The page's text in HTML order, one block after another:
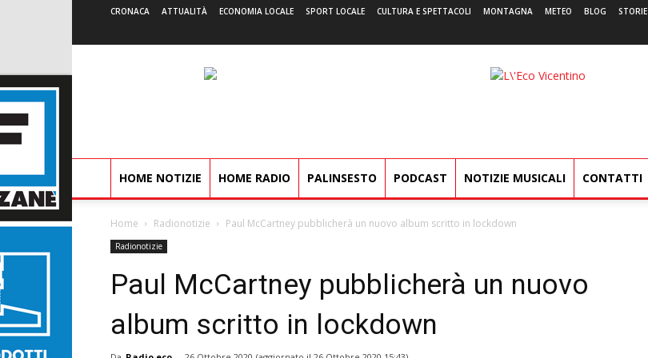
CRONACA ATTUALITÀ ECONOMIA LOCALE SPORT LOCALE CULTURA E SPETTACOLI MONTAGNA METEO BLOG STORIE
L'Eco
HOME NOTIZIE HOME RADIO PALINSESTO PODCAST NOTIZIE MUSICALI CONTATTI
Home Radionotizie Paul McCartney pubblicherà un nuovo album scritto in lockdown
Radionotizie
Paul McCartney pubblicherà un nuovo
album scritto in lockdown